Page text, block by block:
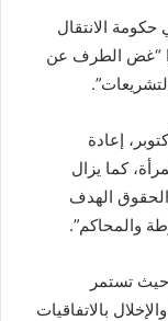
الانتقال
“غض الطرف عن
“لذا، كان من السهولة لانقلاب 25 أكتوبر، إعادة
كما يزال
الحقوق الهدف
والمحاكم”.
حيث تستمر
بالاتفاقيات